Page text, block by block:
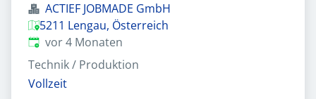
ACTIEF JOBMADE GmbH
5211 Lengau, Österreich
Veröffentlicht:
vor 4 Monaten
Technik / Produktion
Vollzeit